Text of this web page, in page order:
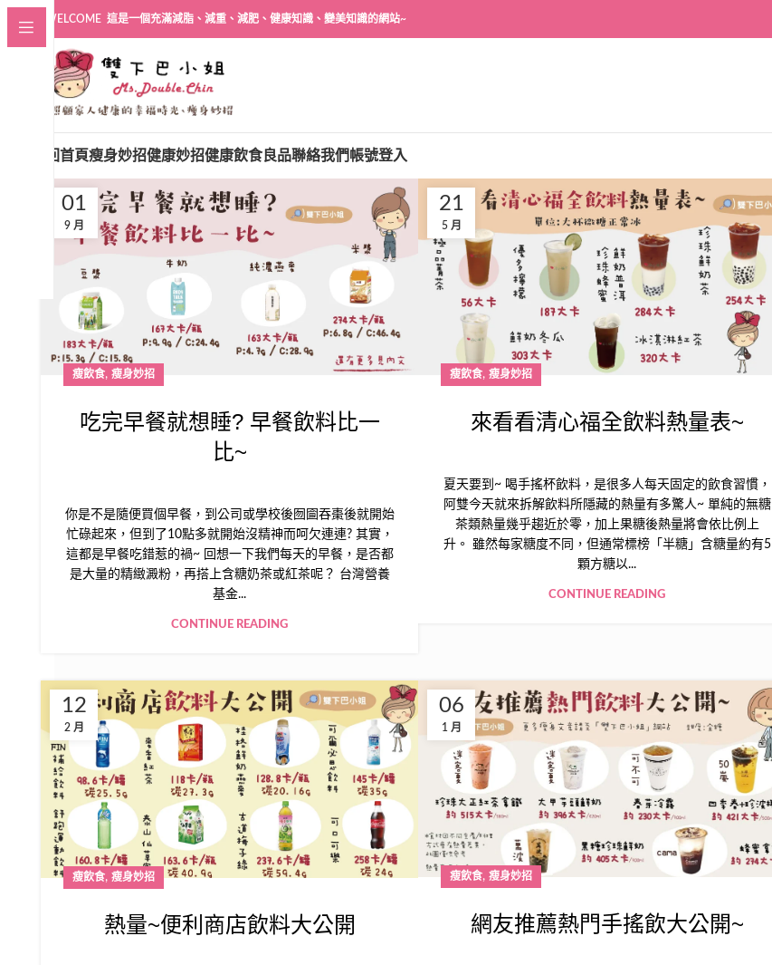
WELCOME 這是一個充滿減脂、減重、減肥、健康知識、變美知識的網站~
回首頁瘦身妙招健康妙招健康飲食良品聯絡我們帳號登入
01
9 月
瘦飲食, 瘦身妙招
吃完早餐就想睡? 早餐飲料比一
比~
你是不是隨便買個早餐，到公司或學校後囫圇吞棗後就開始
忙碌起來，但到了10點多就開始沒精神而呵欠連連? 其實，
這都是早餐吃錯惹的禍~ 回想一下我們每天的早餐，是否都
是大量的精緻澱粉，再搭上含糖奶茶或紅茶呢？ 台灣營養
基金...
CONTINUE READING
21
5 月
瘦飲食,瘦身妙招
來看看清心福全飲料熱量表~
夏天要到~ 喝手搖杯飲料，是很多人每天固定的飲食習慣，
阿雙今天就來拆解飲料所隱藏的熱量有多驚人~ 單純的無糖
茶類熱量幾乎趨近於零，加上果糖後熱量將會依比例上
升。 雖然每家糖度不同，但通常標榜「半糖」含糖量約有5
顆方糖以...
CONTINUE READING
12
2 月
瘦飲食, 瘦身妙招
熱量~便利商店飲料大公開
06
1 月
瘦飲食,瘦身妙招
網友推薦熱門手搖飲大公開~